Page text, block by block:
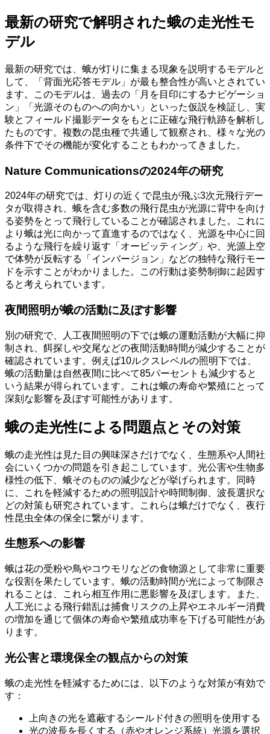
最新の研究で解明された蛾の走光性モ
デル
最新の研究では、蛾が灯りに集まる現象を説明するモデルと
して、「背面光応答モデル」が最も整合性が高いとされてい
ます。このモデルは、過去の「月を目印にするナビゲーショ
ン」「光源そのものへの向かい」といった仮説を検証し、実
験とフィールド撮影データをもとに正確な飛行軌跡を解析し
たものです。複数の昆虫種で共通して観察され、様々な光の
条件下でその機能が変化することもわかってきました。
Nature Communicationsの2024年の研究
2024年の研究では、灯りの近くで昆虫が飛ぶ3次元飛行デー
タが取得され、蛾を含む多数の飛行昆虫が光源に背中を向け
る姿勢をとって飛行していることが確認されました。これに
より蛾は光に向かって直進するのではなく、光源を中心に回
るような飛行を繰り返す「オービッティング」や、光源上空
で体勢が反転する「インバージョン」などの独特な飛行モー
ドを示すことがわかりました。この行動は姿勢制御に起因す
ると考えられています。
夜間照明が蛾の活動に及ぼす影響
別の研究で、人工夜間照明の下では蛾の運動活動が大幅に抑
制され、餌探しや交尾などの夜間活動時間が減少することが
確認されています。例えば10ルクスレベルの照明下では、
蛾の活動量は自然夜間に比べて85パーセントも減少すると
いう結果が得られています。これは蛾の寿命や繁殖にとって
深刻な影響を及ぼす可能性があります。
蛾の走光性による問題点とその対策
蛾の走光性は見た目の興味深さだけでなく、生態系や人間社
会にいくつかの問題を引き起こしています。光公害や生物多
様性の低下、蛾そのものの減少などが挙げられます。同時
に、これを軽減するための照明設計や時間制御、波長選択な
どの対策も研究されています。これらは蛾だけでなく、夜行
性昆虫全体の保全に繋がります。
生態系への影響
蛾は花の受粉や鳥やコウモリなどの食物源として非常に重要
な役割を果たしています。蛾の活動時間が光によって制限さ
れることは、これら相互作用に悪影響を及ぼします。また、
人工光による飛行錯乱は捕食リスクの上昇やエネルギー消費
の増加を通じて個体の寿命や繁殖成功率を下げる可能性があ
ります。
光公害と環境保全の観点からの対策
蛾の走光性を軽減するためには、以下のような対策が有効で
す：
上向きの光を遮蔽するシールド付きの照明を使用する
光の波長を長くする（赤やオレンジ系統）光源を選択